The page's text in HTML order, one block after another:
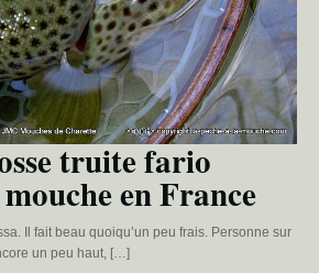
truite fario
en France
Il fait beau quoiqu’un peu frais. Personne sur
un peu haut, […]